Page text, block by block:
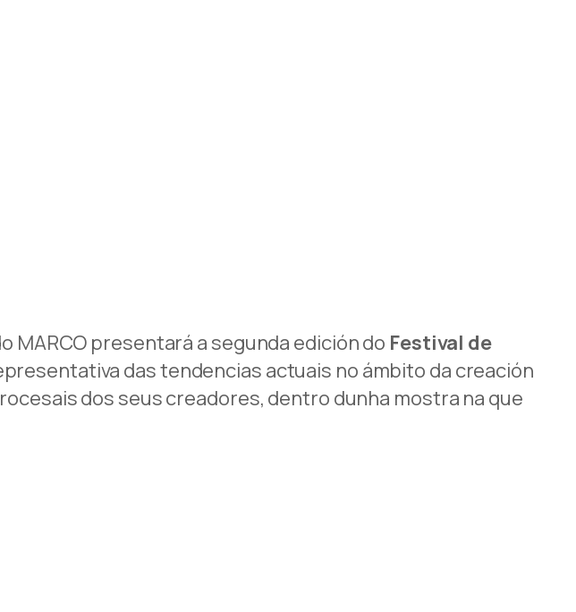
MARCO presentará a segunda edición do Festival de
das tendencias actuais no ámbito da creación
dos seus creadores, dentro dunha mostra na que